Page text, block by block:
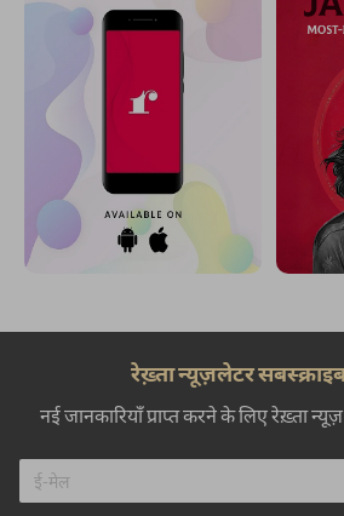
रेख़्ता न्यूज़लेटर
नई जानकारियाँ प्राप्त करने के लिए रेख़्ता